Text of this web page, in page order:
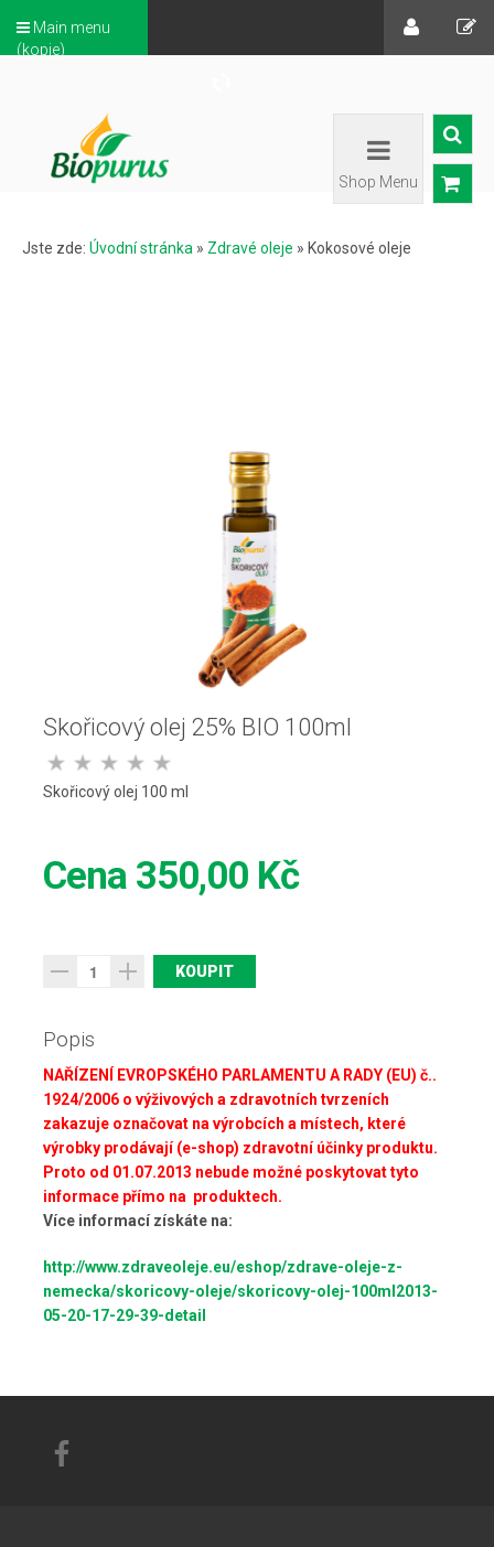
Main menu
(kopie)
Shop Menu
Jste zde: Úvodní stránka » Zdravé oleje » Kokosové oleje
Skořicový olej 25% BIO 100ml
Skořicový olej 100 ml
Cena 350,00 Kč
Popis
NAŘÍZENÍ EVROPSKÉHO PARLAMENTU A RADY (EU) č..
1924/2006 o výživových a zdravotních tvrzeních
zakazuje označovat na výrobcích a místech, které
výrobky prodávají (e-shop) zdravotní účinky produktu.
Proto od 01.07.2013 nebude možné poskytovat tyto
informace přímo na produktech.
Více informací získáte na:
http://www.zdraveoleje.eu/eshop/zdrave-oleje-z-
nemecka/skoricovy-oleje/skoricovy-olej-100ml2013-
05-20-17-29-39-detail